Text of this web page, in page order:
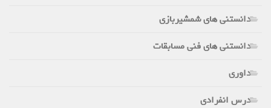
دانستنی های شمشیربازی
دانستنی های فنی مسابقات
داوری
درس انفرادی